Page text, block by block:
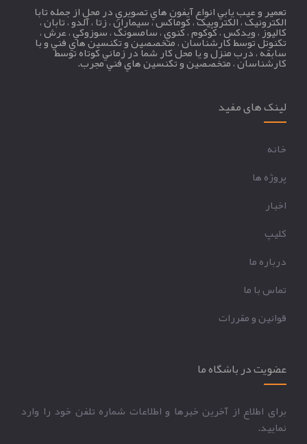
تعمير و عيب يابي انواع آيفون هاي تصويري در محل از جمله تابا
الکترونيک ، الکتروپيک ، کوماکس ، سيماران ، زتا ، آلدو ، تابان ،
کاليوز ، ويدکس ، کوکوم ، کنوي ، سامسونگ ، سوزوکي ، عرش ،
تکنوتل توسط کارشناسان ، متخصصين و تکنسين هاي فني و با
سابقه ، درب منزل و يا محل کار شما در زماني کوتاه توسط
کارشناسان ، متخصصين و تکنسين هاي فني مجرب.
لینک های مفید
خانه
پروژه ها
اخبار
کليپ
درباره ما
تماس با ما
قوانين و مقررات
عضویت در باشگاه ما
برای اطلاع از آخرین خبرها و اطلاعات شماره تلفن خود را وارد
نمایید.